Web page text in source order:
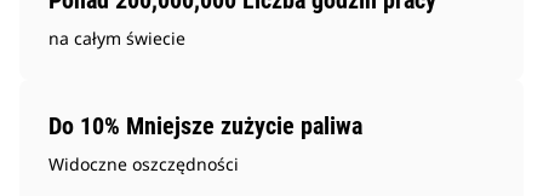
na całym świecie
Do 10% Mniejsze zużycie paliwa
Widoczne oszczędności